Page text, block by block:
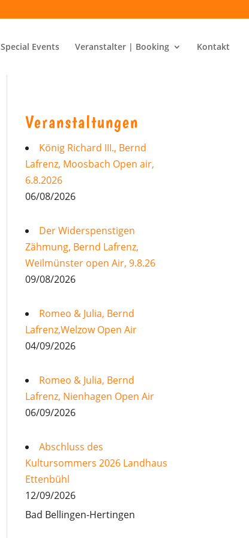
Special Events Veranstalter | Booking Kontakt
Veranstaltungen
König Richard III., Bernd
Lafrenz, Moosbach Open air,
6.8.2026
06/08/2026
Der Widerspenstigen
Zähmung, Bernd Lafrenz,
Weilmünster open Air, 9.8.26
09/08/2026
Romeo & Julia, Bernd
Lafrenz,Welzow Open Air
04/09/2026
Romeo & Julia, Bernd
Lafrenz, Nienhagen Open Air
06/09/2026
Abschluss des
Kultursommers 2026 Landhaus
Ettenbühl
12/09/2026
Bad Bellingen-Hertingen